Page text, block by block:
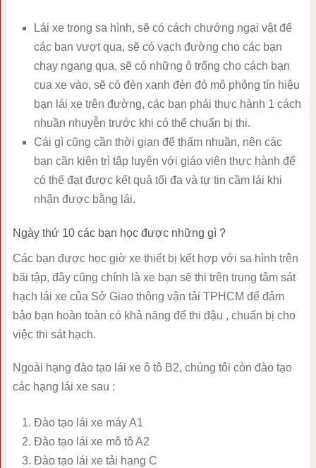
Lái xe trong sa hình, sẽ có cách chướng ngại vật để
các bạn vượt qua, sẽ có vạch đường cho các bạn
chạy ngang qua, sẽ có những ô trống cho cách bạn
cua xe vào, sẽ có đèn xanh đèn đỏ mô phỏng tín hiệu
bạn lái xe trên đường, các bạn phải thực hành 1 cách
nhuần nhuyễn trước khi có thể chuẩn bị thi.
Cái gì cũng cần thời gian để thấm nhuần, nên các
bạn cần kiên trì tập luyện với giáo viên thực hành để
có thể đạt được kết quả tối đa và tự tin cầm lái khi
nhận được bằng lái.
Ngày thứ 10 các bạn học được những gì ?
Các bạn được học giờ xe thiết bị kết hợp với sa hình trên
bãi tập, đây cũng chính là xe bạn sẽ thi trên trung tâm sát
hạch lái xe của Sở Giao thông vận tải TPHCM để đảm
bảo bạn hoàn toàn có khả năng để thi đậu , chuẩn bị cho
việc thi sát hạch.
Ngoài hạng đào tạo lái xe ô tô B2, chúng tôi còn đào tạo
các hạng lái xe sau :
Đào tạo lái xe máy A1
Đào tạo lái xe mô tô A2
Đào tạo lái xe tải hạng C